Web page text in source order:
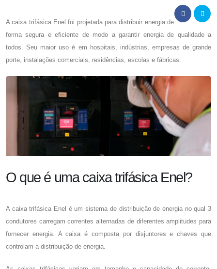
Acaixa trifásica Enel foi projetada para distribuir energia de
forma segura e eficiente de modo a garantir energia de qualidade a
todos. Seu maior uso é em hospitais, indústrias, empresas de grande
porte, instalações comerciais, residências, escolas e fábricas.
O que é uma caixa trifásica Enel?
A caixa trifásica Enel é um sistema de distribuição de energia no qual 3
condutores carregam correntes alternadas de diferentes amplitudes para
fornecer energia. A caixa é composta por disjuntores e chaves que
controlam a distribuição de energia.